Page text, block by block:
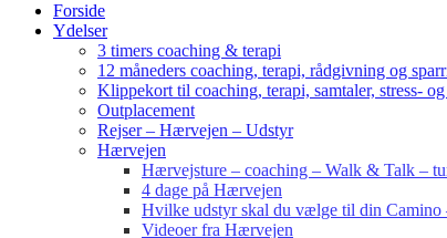
Forside
Ydelser
3 timers coaching & terapi
12 måneders coaching, terapi, rådgivning og
Klippekort til coaching, terapi, samtaler, stress-
Outplacement
Rejser – Hærvejen – Udstyr
Hærvejen
Hærvejsture – coaching – Walk & Talk –
4 dage på Hærvejen
Hvilke udstyr skal du vælge til din Camino
Videoer fra Hærvejen